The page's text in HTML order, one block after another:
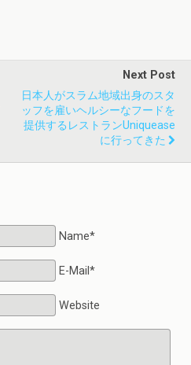
Next Post
日本人がスラム地域出身のスタ
ッフを雇いヘルシーなフードを
提供するレストランUniquease
に行ってきた
Name*
E-Mail*
Website